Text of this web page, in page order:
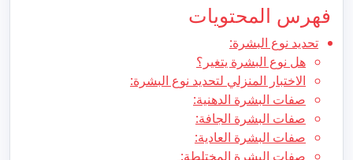
فهرس المحتويات
تحديد نوع البشرة:
هل نوع البشرة يتغير؟
الاختبار المنزلي لتحديد نوع البشرة:
صفات البشرة الدهنية:
صفات البشرة الجافة:
صفات البشرة العادية:
صفات البشرة المختلطة: